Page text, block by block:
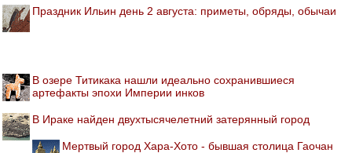
Праздник Ильин день 2 августа: приметы, обряды, обычаи
В озере Титикака нашли идеально сохранившиеся
артефакты эпохи Империи инков
В Ираке найден двухтысячелетний затерянный город
Мертвый город Хара-Хото - бывшая столица Гаочан